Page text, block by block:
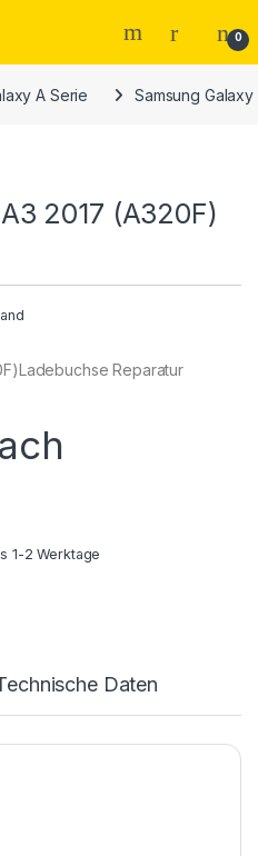
0
A Serie Samsung
2017 (A320F)
Reparatur
1-2 Werktage
Daten